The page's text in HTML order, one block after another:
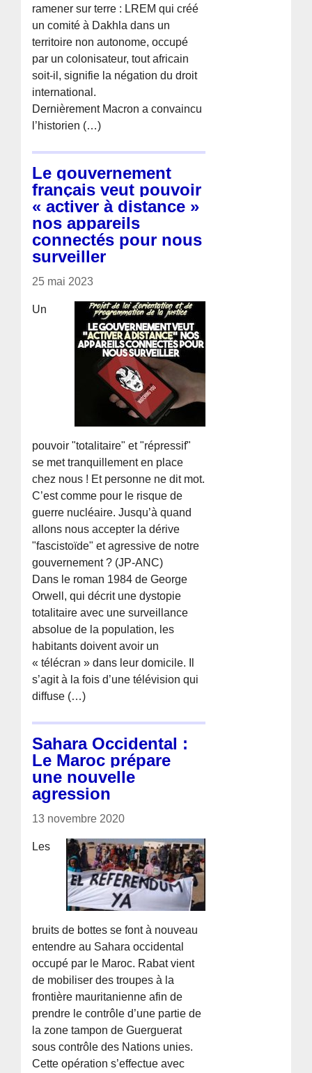
ramener sur terre : LREM qui créé
un comité à Dakhla dans un
territoire non autonome, occupé
par un colonisateur, tout africain
soit-il, signifie la négation du droit
international.
Dernièrement Macron a convaincu
l’historien (…)
Le gouvernement
français veut pouvoir
« activer à distance »
nos appareils
connectés pour nous
surveiller
25 mai 2023
Un
pouvoir "totalitaire" et "répressif"
se met tranquillement en place
chez nous ! Et personne ne dit mot.
C’est comme pour le risque de
guerre nucléaire. Jusqu’à quand
allons nous accepter la dérive
"fascistoïde" et agressive de notre
gouvernement ? (JP-ANC)
Dans le roman 1984 de George
Orwell, qui décrit une dystopie
totalitaire avec une surveillance
absolue de la population, les
habitants doivent avoir un
« télécran » dans leur domicile. Il
s’agit à la fois d’une télévision qui
diffuse (…)
Sahara Occidental :
Le Maroc prépare
une nouvelle
agression
13 novembre 2020
Les
bruits de bottes se font à nouveau
entendre au Sahara occidental
occupé par le Maroc. Rabat vient
de mobiliser des troupes à la
frontière mauritanienne afin de
prendre le contrôle d’une partie de
la zone tampon de Guerguerat
sous contrôle des Nations unies.
Cette opération s’effectue avec